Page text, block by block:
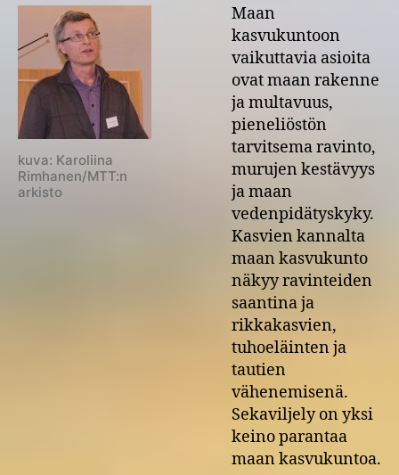
kuva: Karoliina
Rimhanen/MTT:n
arkisto
Maan
kasvukuntoon
vaikuttavia asioita
ovat maan rakenne
ja multavuus,
pieneliöstön
tarvitsema ravinto,
murujen kestävyys
ja maan
vedenpidätyskyky.
Kasvien kannalta
maan kasvukunto
näkyy ravinteiden
saantina ja
rikkakasvien,
tuhoeläinten ja
tautien
vähenemisenä.
Sekaviljely on yksi
keino parantaa
maan kasvukuntoa.